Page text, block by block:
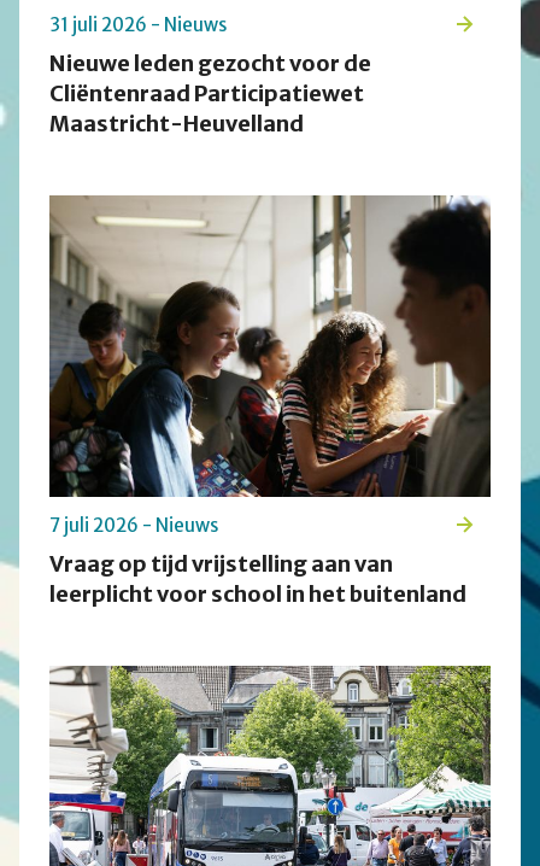
Nieuwe leden gezocht voor de
Cliëntenraad Participatiewet
Maastricht-Heuvelland
31 juli 2026 - Nieuws
Vraag op tijd vrijstelling aan van
leerplicht voor school in het buitenland
7 juli 2026 - Nieuws